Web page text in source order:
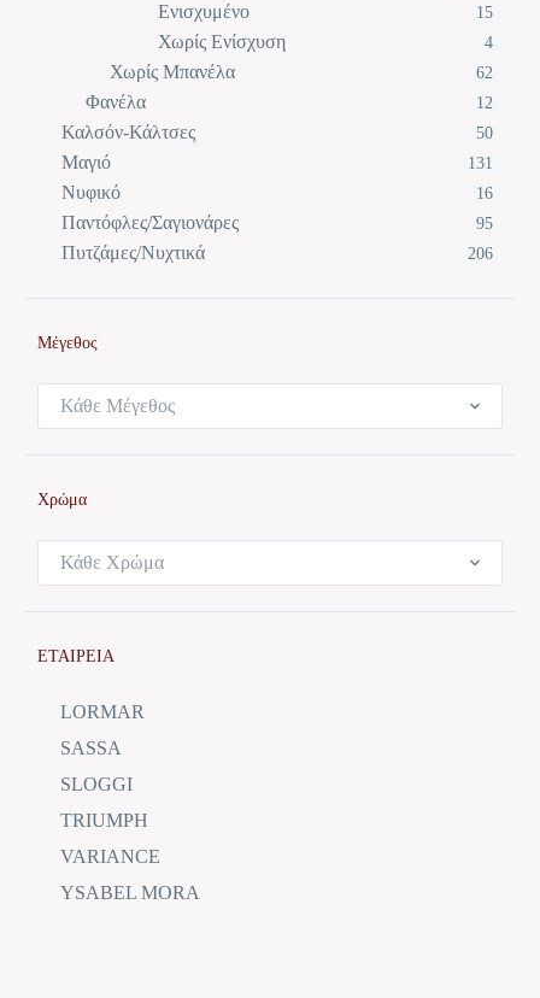
Ενισχυμένο 15
Χωρίς Ενίσχυση 4
Χωρίς Μπανέλα 62
Φανέλα 12
Καλσόν-Κάλτσες 50
Μαγιό 131
Νυφικό 16
Παντόφλες/Σαγιονάρες 95
Πυτζάμες/Νυχτικά 206
Μέγεθος
Κάθε Μέγεθος
Χρώμα
Κάθε Χρώμα
ΕΤΑΙΡΕΙΑ
LORMAR
SASSA
SLOGGI
TRIUMPH
VARIANCE
YSABEL MORA